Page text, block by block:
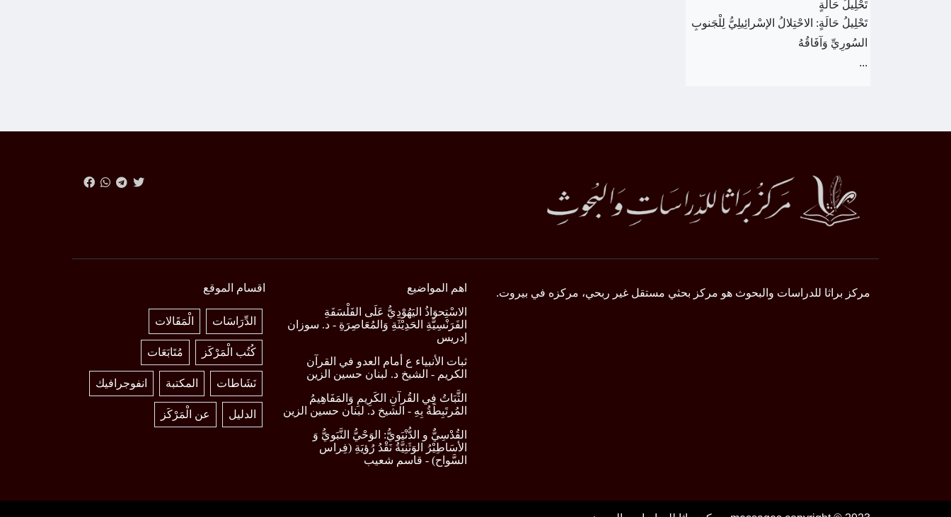
تَحْلِيلُ حَالةٍ
تَحْلِيلُ حَالَةٍ: الاحْتِلالُ الإسْرائِيلِيُّ لِلْجَنوبِ
السُورِيِّ وَآفَاقُهُ
...
مركز براثا للدراسات والبحوث هو مركز بحثي مستقل غير ربحي، مركزه في بيروت.
اهم المواضيع
الاسْتِحوَاذُ اليَهُوْدِيُّ عَلَى الفَلْسَفَةِ
الفَرَنْسِيَّةِ الحَدِيْثَةِ وَالمُعَاصِرَةِ - د. سوزان
إدريس
ثبات الأنبياء ع أمام العدو في القرآن
الكريم - الشيخ د. لبنان حسين الزين
الثَّبَاتُ فِي القُرآنِ الكَرِيمِ وَالمَفَاهِيمُ
المُرتَبِطَةُ بِهِ - الشيخ د. لبنان حسين الزين
القُدْسِيٌّ و الدُّنْيَويُّ: الوَحْيُّ النَّبَويُّ وَ
الأسَاطِيْرُ الوَثَنِيَّةُ نَقْدُ رُؤيَةِ (فِراس
السَّواح) - قاسم شعيب
اقسام الموقع
الدِّرَاسَات الْمَقَالات
كُتُب الْمَرْكَز مُتَابَعَات
نَشَاطات المكتبة انفوجرافيك
الدليل عن الْمَرْكَز